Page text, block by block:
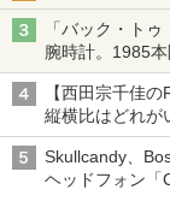
「バック・ト
腕時計。1985
【西田宗千佳の
縦横比はどれが
「Galaxy Z
Skullcandy、
ヘッドフォン「